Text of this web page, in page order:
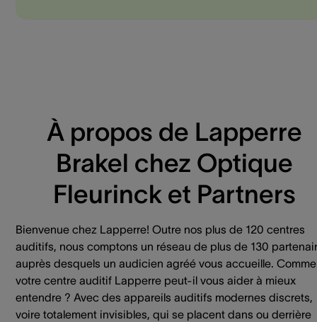
À propos de Lapperre
Brakel chez Optique
Fleurinck et Partners
Bienvenue chez Lapperre! Outre nos plus de 120 centres
auditifs, nous comptons un réseau de plus de 130
auprès desquels un audicien agréé vous accueille.
votre centre auditif Lapperre peut-il vous aider à mieux
entendre ? Avec des appareils auditifs modernes discrets,
voire totalement invisibles, qui se placent dans ou derrière